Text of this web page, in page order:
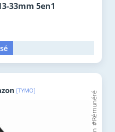
33mm 5en1
[TYMO]